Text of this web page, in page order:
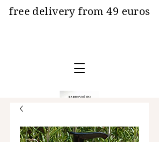
free delivery from 49 euros